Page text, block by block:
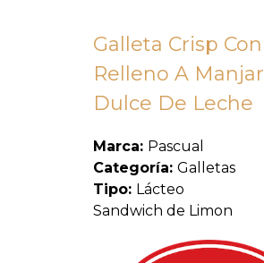
Galleta Crisp Con
Relleno A Manjar
Dulce De Leche
Marca: Pascual
Categoría: Galletas
Tipo: Lácteo
Sandwich de Limon